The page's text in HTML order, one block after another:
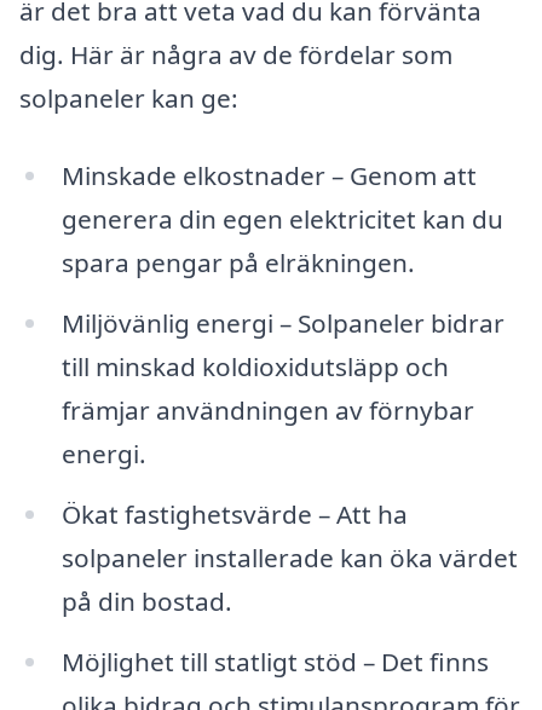
är det bra att veta vad du kan förvänta
dig. Här är några av de fördelar som
solpaneler kan ge:
Minskade elkostnader – Genom att
generera din egen elektricitet kan du
spara pengar på elräkningen.
Miljövänlig energi – Solpaneler bidrar
till minskad koldioxidutsläpp och
främjar användningen av förnybar
energi.
Ökat fastighetsvärde – Att ha
solpaneler installerade kan öka värdet
på din bostad.
Möjlighet till statligt stöd – Det finns